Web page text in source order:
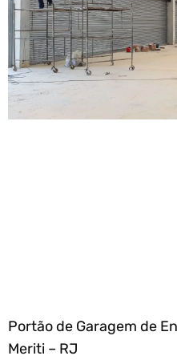
Portão de Garagem de
Meriti – RJ